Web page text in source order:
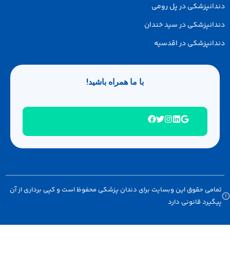
در پل رومی
در سید خندان
در اقدسیه
با ما همراه باشید!
حقوق این وبسایت برای دندان پزشکی محفوظ است و کپی برداری از آن
قانونی دارد